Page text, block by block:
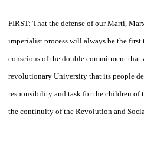
FIRST: That the defense of our Marti,
imperialist process will always be the first
conscious of the double commitment that
revolutionary University that its people
responsibility and task for the children of
the continuity of the Revolution and